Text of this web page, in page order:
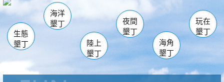
南仁湖
海生館
恆春 佳樂水
龍鑾潭自然中心 森林遊樂區
瓊麻館
關山 墾管處遊客中心
社頂公園 風吹沙
船帆石
白砂 龍磐公園
香蕉灣
砂島
鵝鑾鼻
生態
墾丁
海洋
墾丁
陸上
墾丁
夜間
墾丁
海角
墾丁
玩在
墾丁